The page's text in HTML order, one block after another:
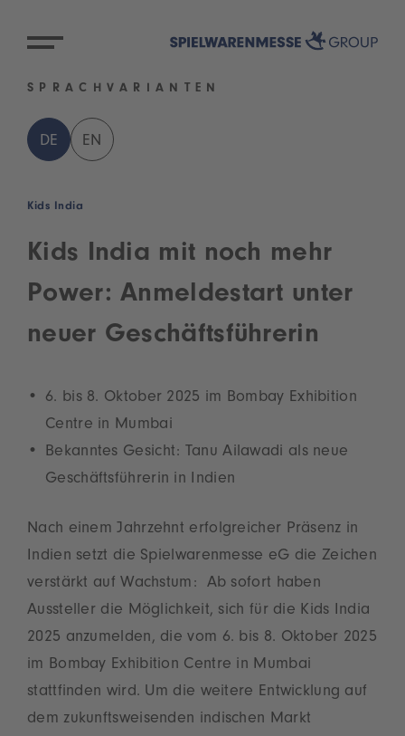
SPRACHVARIANTEN
DE EN
Kids India
Kids India mit noch mehr
Power: Anmeldestart unter
neuer Geschäftsführerin
6. bis 8. Oktober 2025 im Bombay Exhibition
Centre in Mumbai
Bekanntes Gesicht: Tanu Ailawadi als neue
Geschäftsführerin in Indien
Nach einem Jahrzehnt erfolgreicher Präsenz in
Indien setzt die Spielwarenmesse eG die Zeichen
verstärkt auf Wachstum: Ab sofort haben
Aussteller die Möglichkeit, sich für die Kids India
2025 anzumelden, die vom 6. bis 8. Oktober 2025
im Bombay Exhibition Centre in Mumbai
stattfinden wird. Um die weitere Entwicklung auf
dem zukunftsweisenden indischen Markt